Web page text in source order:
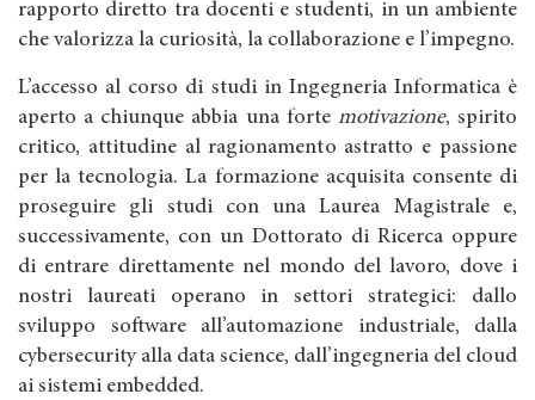
rapporto diretto tra docenti e studenti, in un ambiente
che valorizza la curiosità, la collaborazione e l’impegno.
L’accesso al corso di studi in Ingegneria Informatica è
aperto a chiunque abbia una forte motivazione, spirito
critico, attitudine al ragionamento astratto e passione
per la tecnologia. La formazione acquisita consente di
proseguire gli studi con una Laurea Magistrale e,
successivamente, con un Dottorato di Ricerca oppure
di entrare direttamente nel mondo del lavoro, dove i
nostri laureati operano in settori strategici: dallo
sviluppo software all’automazione industriale, dalla
cybersecurity alla data science, dall’ingegneria del cloud
ai sistemi embedded.